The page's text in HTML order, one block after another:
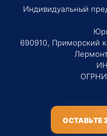
Индивидуальный
690910, Приморский
ОСТАВЬТЕ